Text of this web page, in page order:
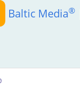
Baltic Media®